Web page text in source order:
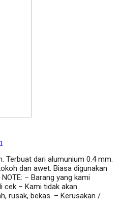
Terbuat dari alumunium 0.4 mm.
dan awet. Biasa digunakan
– Barang yang kami
cek – Kami tidak akan
rusak, bekas. – Kerusakan /